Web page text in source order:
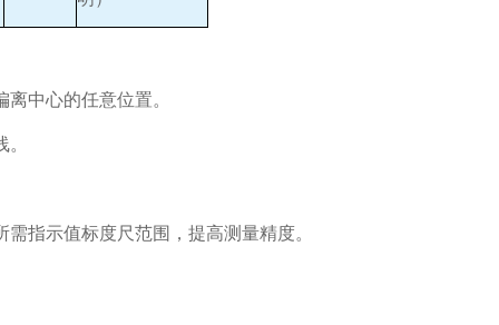
中心的任意位置。
指示值标度尺范围，提高测量精度。